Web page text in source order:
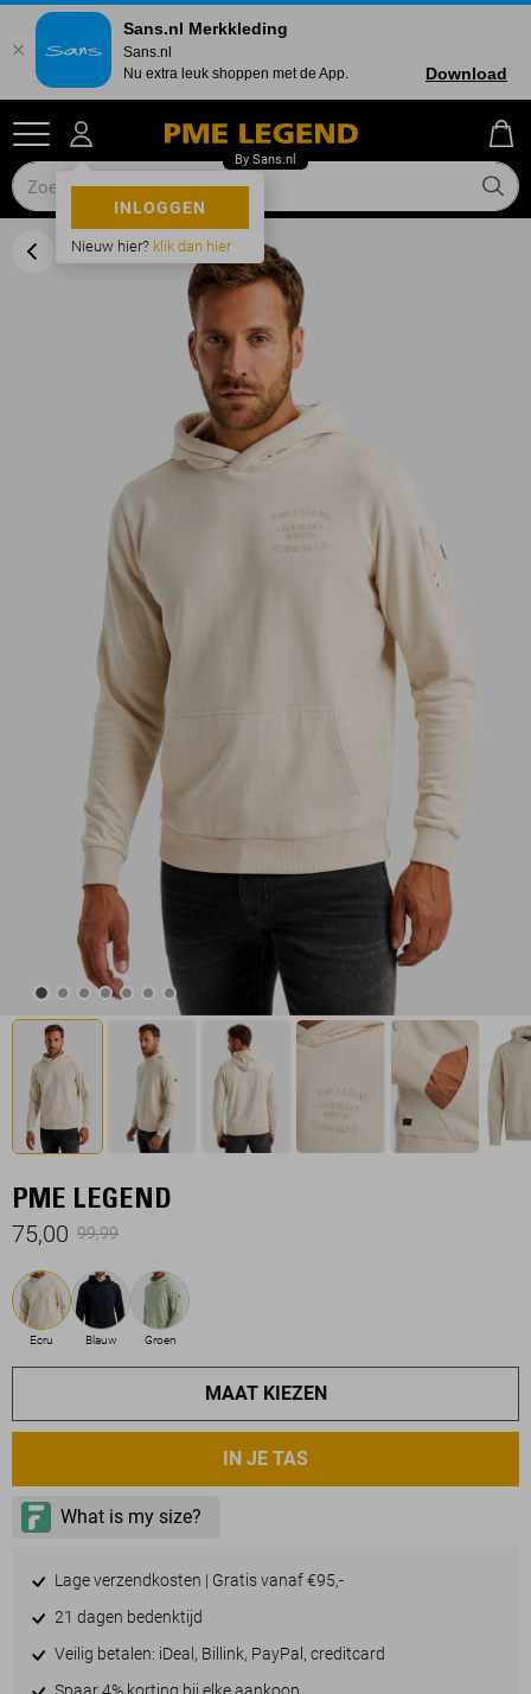
INLOGGEN
Nieuw hier? klik dan hier
PME LEGEND
75,00 99,99
Ecru Blauw Groen
MAAT KIEZEN
IN JE TAS
Lage verzendkosten | Gratis vanaf €95,-
21 dagen bedenktijd
Veilig betalen: iDeal, Billink, PayPal, creditcard
Sans.nl Merkkleding
Sans.nl
Nu extra leuk shoppen met de App.
Download